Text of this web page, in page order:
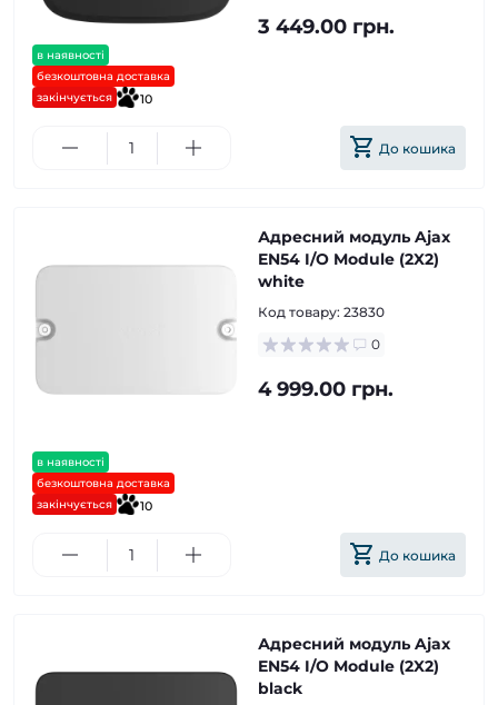
в наявності
безкоштовна доставка
закінчується
10
3 449.00 грн.
До кошика
в наявності
безкоштовна доставка
закінчується
10
Адресний модуль Ajax
EN54 I/O Module (2X2)
white
Код товару: 23830
0
4 999.00 грн.
До кошика
Адресний модуль Ajax
EN54 I/O Module (2X2)
black